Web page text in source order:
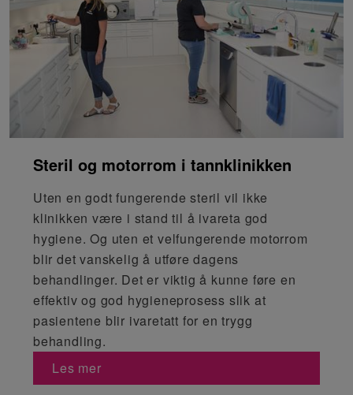
Steril og motorrom i tannklinikken
Uten en godt fungerende steril vil ikke
klinikken være i stand til å ivareta god
hygiene. Og uten et velfungerende motorrom
blir det vanskelig å utføre dagens
behandlinger. Det er viktig å kunne føre en
effektiv og god hygieneprosess slik at
pasientene blir ivaretatt for en trygg
behandling.
Les mer